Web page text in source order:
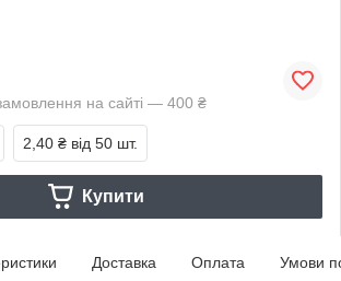
на сайті — 400 ₴
2,40 ₴ від 50 шт.
Купити
Доставка Оплата Умови